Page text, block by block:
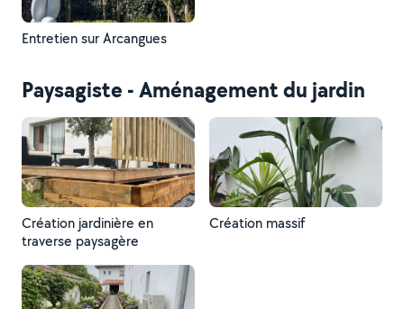
Entretien sur Arcangues
Paysagiste - Aménagement du jardin
Création jardinière en
traverse paysagère
Création massif